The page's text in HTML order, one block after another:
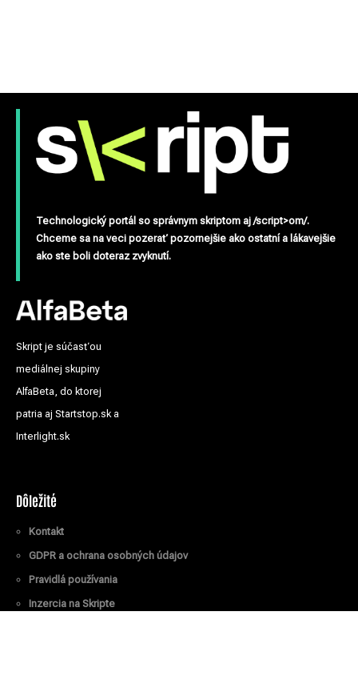
Technologický portál so správnym skriptom aj /script>om/.
Chceme sa na veci pozerať pozornejšie ako ostatní a lákavejšie
ako ste boli doteraz zvyknutí.
Skript je súčasťou
mediálnej skupiny
AlfaBeta, do ktorej
patria aj Startstop.sk a
Interlight.sk
Dôležité
Kontakt
GDPR a ochrana osobných údajov
Pravidlá používania
Inzercia na Skripte